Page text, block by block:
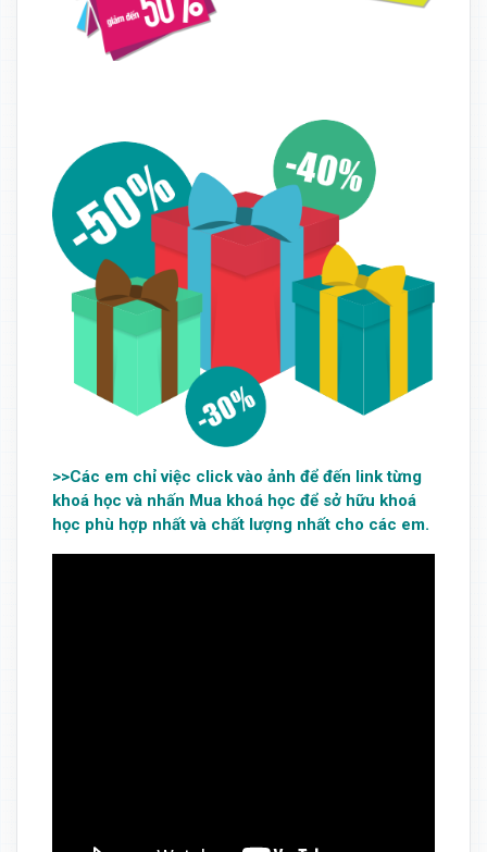
>>Các em chỉ việc click vào ảnh để đến link từng
khoá học và nhấn Mua khoá học để sở hữu khoá
học phù hợp nhất và chất lượng nhất cho các em.